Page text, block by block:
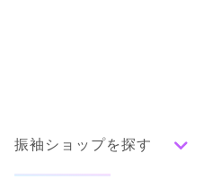
振袖ショップを探す